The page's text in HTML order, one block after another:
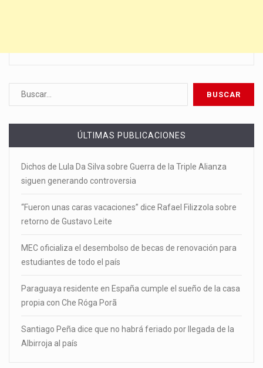
ÚLTIMAS PUBLICACIONES
Dichos de Lula Da Silva sobre Guerra de la Triple Alianza
siguen generando controversia
“Fueron unas caras vacaciones” dice Rafael Filizzola sobre
retorno de Gustavo Leite
MEC oficializa el desembolso de becas de renovación para
estudiantes de todo el país
Paraguaya residente en España cumple el sueño de la casa
propia con Che Róga Porã
Santiago Peña dice que no habrá feriado por llegada de la
Albirroja al país